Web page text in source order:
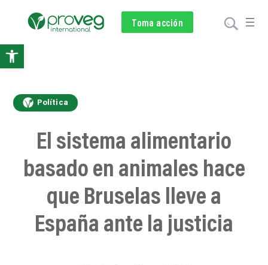
Toma acción
Subscríbete
Voluntariado
Donar
Política
El sistema alimentario
basado en animales hace
que Bruselas lleve a
España ante la justicia
Abrir
de
herramientas